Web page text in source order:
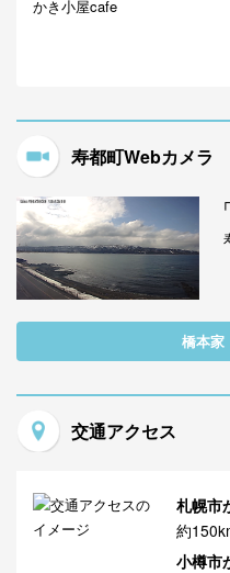
かき小屋cafe
寿都町Webカメラ
橋本家
交通アクセス
札幌市
約
小樽市